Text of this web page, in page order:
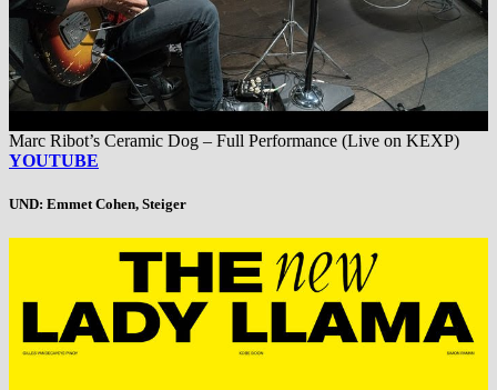
Marc Ribot’s Ceramic Dog – Full Performance (Live on KEXP)
YOUTUBE
UND: Emmet Cohen, Steiger